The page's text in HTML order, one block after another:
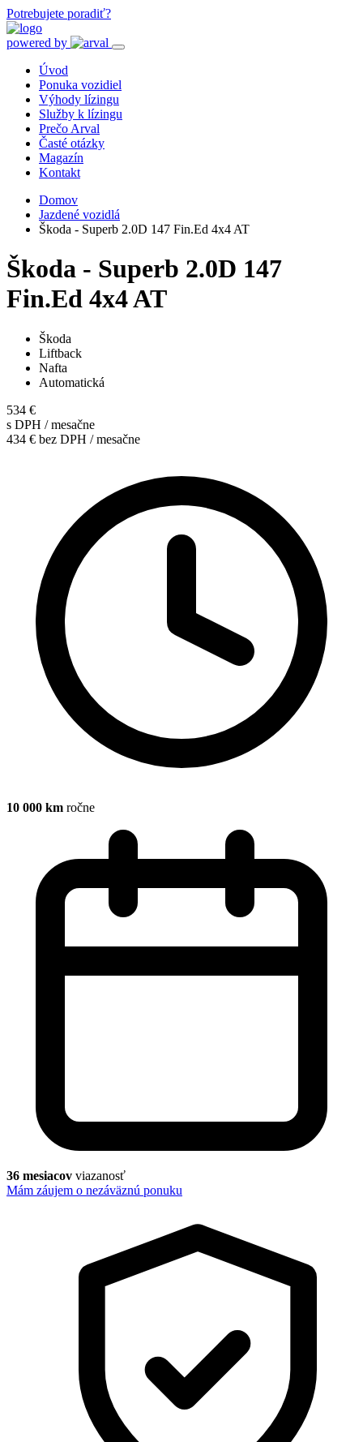
Potrebujete poradiť?
powered by
Úvod
Ponuka vozidiel
Výhody lízingu
Služby k lízingu
Prečo Arval
Časté otázky
Magazín
Kontakt
Domov
Jazdené vozidlá
Škoda - Superb 2.0D 147 Fin.Ed 4x4 AT
Škoda - Superb 2.0D 147
Fin.Ed 4x4 AT
Škoda
Liftback
Nafta
Automatická
534 €
s DPH / mesačne
434 € bez DPH / mesačne
10 000 km ročne
36 mesiacov viazanosť
Mám záujem o nezáväznú ponuku